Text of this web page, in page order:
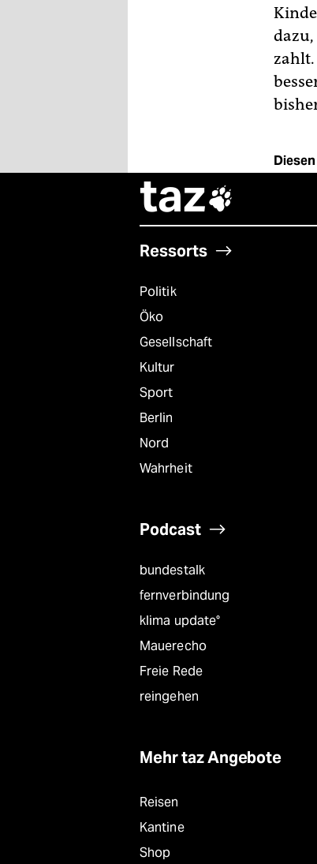
taz
Ressorts
Politik
Öko
Gesellschaft
Kultur
Sport
Berlin
Nord
Wahrheit
Podcast
bundestalk
fernverbindung
klima update°
Mauerecho
Freie Rede
reingehen
Mehr taz Angebote
Reisen
Kantine
Shop